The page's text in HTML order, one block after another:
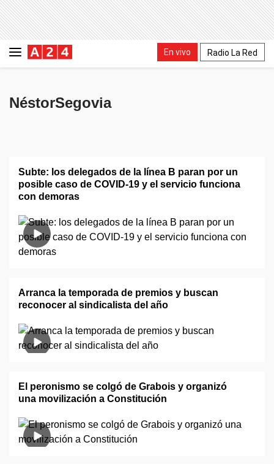
En vivo Radio La Red
NéstorSegovia
Subte: los delegados de la línea B paran por un
posible caso de COVID-19 y el servicio funciona
con demoras
Arranca la temporada de premios y buscan
reconocer al sindicalista del año
El peronismo se colgó de Grabois y organizó
una movilización a Constitución